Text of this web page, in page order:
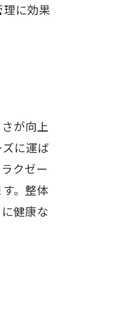
に効果
が向上
に運ば
クゼー
。整体
健康な